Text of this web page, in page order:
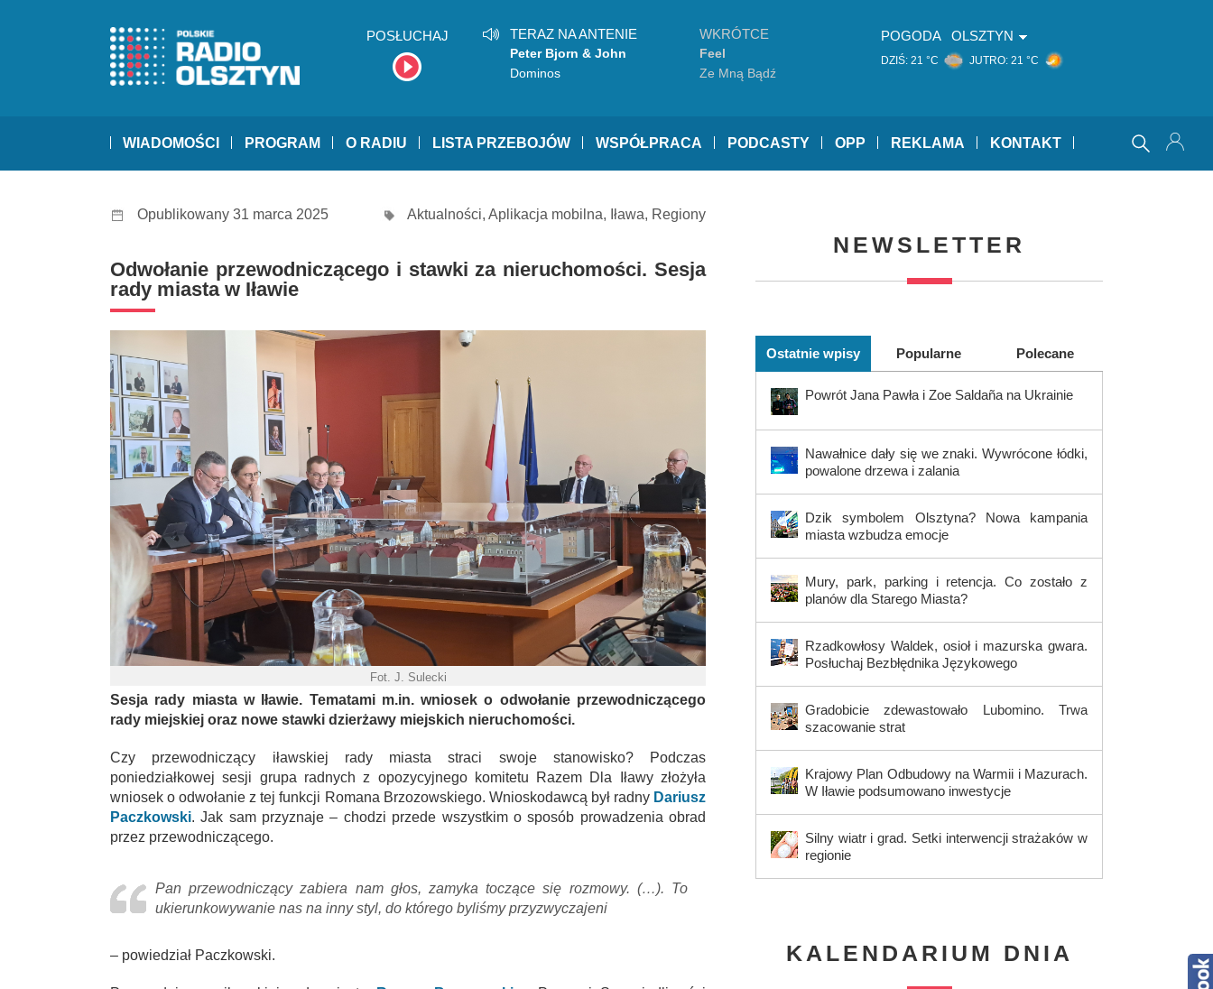
POSŁUCHAJ TERAZ NA ANTENIE
Peter Bjorn & John
Dominos
WKRÓTCE
Feel
Ze Mną Bądź
POGODA OLSZTYN
DZIŚ: 21 °C JUTRO: 21 °C
WIADOMOŚCI PROGRAM O RADIU LISTA PRZEBOJÓW WSPÓŁPRACA PODCASTY OPP REKLAMA KONTAKT
Opublikowany 31 marca 2025 Aktualności, Aplikacja mobilna, Iława, Regiony
Odwołanie przewodniczącego i stawki za nieruchomości. Sesja
rady miasta w Iławie
Fot. J. Sulecki
Sesja rady miasta w Iławie. Tematami m.in. wniosek o odwołanie przewodniczącego
rady miejskiej oraz nowe stawki dzierżawy miejskich nieruchomości.
Czy przewodniczący iławskiej rady miasta straci swoje stanowisko? Podczas
poniedziałkowej sesji grupa radnych z opozycyjnego komitetu Razem Dla Iławy złożyła
wniosek o odwołanie z tej funkcji Romana Brzozowskiego. Wnioskodawcą był radny Dariusz
Paczkowski. Jak sam przyznaje – chodzi przede wszystkim o sposób prowadzenia obrad
przez przewodniczącego.
Pan przewodniczący zabiera nam głos, zamyka toczące się rozmowy. (…). To
ukierunkowywanie nas na inny styl, do którego byliśmy przyzwyczajeni
– powiedział Paczkowski.
NEWSLETTER
Ostatnie wpisy Popularne Polecane
Powrót Jana Pawła i Zoe Saldaña na Ukrainie
Nawałnice dały się we znaki. Wywrócone łódki,
powalone drzewa i zalania
Dzik symbolem Olsztyna? Nowa kampania
miasta wzbudza emocje
Mury, park, parking i retencja. Co zostało z
planów dla Starego Miasta?
Rzadkowłosy Waldek, osioł i mazurska gwara.
Posłuchaj Bezbłędnika Językowego
Gradobicie zdewastowało Lubomino. Trwa
szacowanie strat
Krajowy Plan Odbudowy na Warmii i Mazurach.
W Iławie podsumowano inwestycje
Silny wiatr i grad. Setki interwencji strażaków w
regionie
KALENDARIUM DNIA